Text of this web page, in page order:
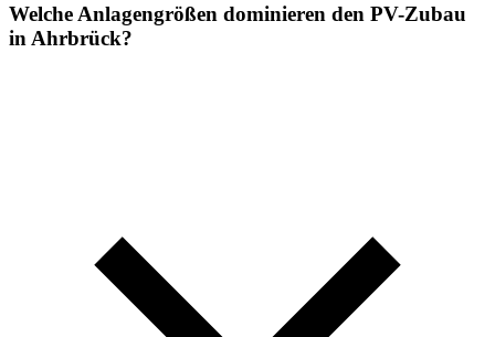
Welche Anlagengrößen dominieren den PV-Zubau
in Ahrbrück?